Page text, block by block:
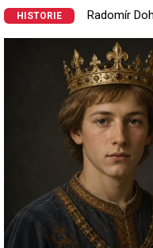
HISTORIE Radomír